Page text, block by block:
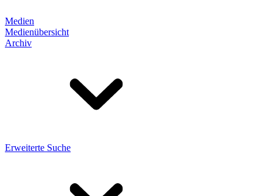
Medien
Medienübersicht
Archiv
Erweiterte Suche